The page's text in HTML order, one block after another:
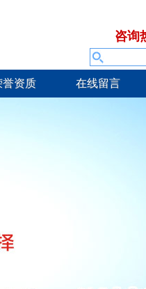
咨询
誉资质 在线留言